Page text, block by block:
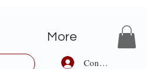
More
Conectează-te